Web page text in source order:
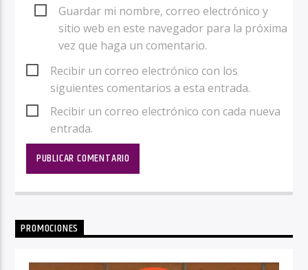
Guardar mi nombre, correo electrónico y
sitio web en este navegador para la próxima
vez que haga un comentario.
Recibir un correo electrónico con los
siguientes comentarios a esta entrada.
Recibir un correo electrónico con cada nueva
entrada.
PROMOCIONES